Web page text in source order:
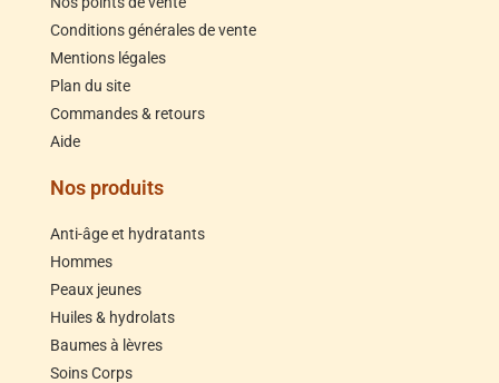
Conditions générales de vente
Mentions légales
Plan du site
Commandes & retours
Aide
Nos produits
Anti-âge et hydratants
Hommes
Peaux jeunes
Huiles & hydrolats
Baumes à lèvres
Soins Corps